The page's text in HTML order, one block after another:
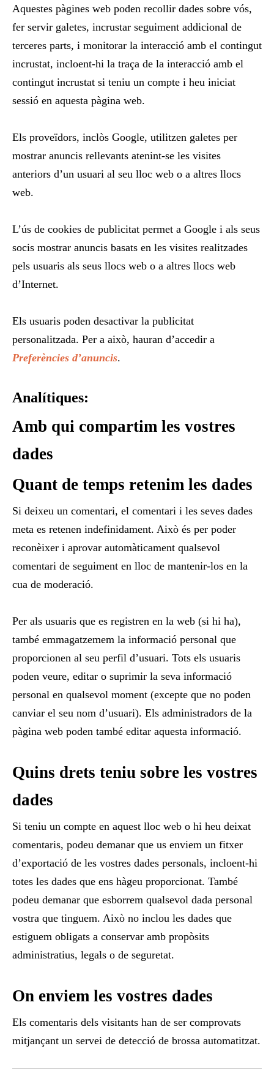
Aquestes pàgines web poden recollir dades sobre vós,
fer servir galetes, incrustar seguiment addicional de
terceres parts, i monitorar la interacció amb el contingut
incrustat, incloent-hi la traça de la interacció amb el
contingut incrustat si teniu un compte i heu iniciat
sessió en aquesta pàgina web.
Els proveïdors, inclòs Google, utilitzen galetes per
mostrar anuncis rellevants atenint-se les visites
anteriors d’un usuari al seu lloc web o a altres llocs
web.
L’ús de cookies de publicitat permet a Google i als seus
socis mostrar anuncis basats en les visites realitzades
pels usuaris als seus llocs web o a altres llocs web
d’Internet.
Els usuaris poden desactivar la publicitat
personalitzada. Per a això, hauran d’accedir a
Preferències d’anuncis.
Analítiques:
Amb qui compartim les vostres
dades
Quant de temps retenim les dades
Si deixeu un comentari, el comentari i les seves dades
meta es retenen indefinidament. Això és per poder
reconèixer i aprovar automàticament qualsevol
comentari de seguiment en lloc de mantenir-los en la
cua de moderació.
Per als usuaris que es registren en la web (si hi ha),
també emmagatzemem la informació personal que
proporcionen al seu perfil d’usuari. Tots els usuaris
poden veure, editar o suprimir la seva informació
personal en qualsevol moment (excepte que no poden
canviar el seu nom d’usuari). Els administradors de la
pàgina web poden també editar aquesta informació.
Quins drets teniu sobre les vostres
dades
Si teniu un compte en aquest lloc web o hi heu deixat
comentaris, podeu demanar que us enviem un fitxer
d’exportació de les vostres dades personals, incloent-hi
totes les dades que ens hàgeu proporcionat. També
podeu demanar que esborrem qualsevol dada personal
vostra que tinguem. Això no inclou les dades que
estiguem obligats a conservar amb propòsits
administratius, legals o de seguretat.
On enviem les vostres dades
Els comentaris dels visitants han de ser comprovats
mitjançant un servei de detecció de brossa automatitzat.